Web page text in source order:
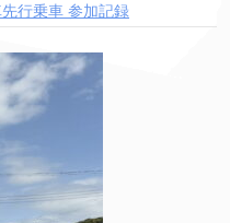
行乗車 参加記録